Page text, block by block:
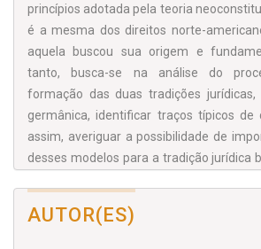
princípios adotada pela teoria
é a mesma dos direitos norte-
aquela buscou sua origem e
tanto, busca-se na análise do
formação das duas tradições
germânica, iden­tificar traços típicos de
assim, averiguar a possibilidade de
desses modelos para a tradição jurídica
em vista que o con­ceito de
AUTOR(ES)